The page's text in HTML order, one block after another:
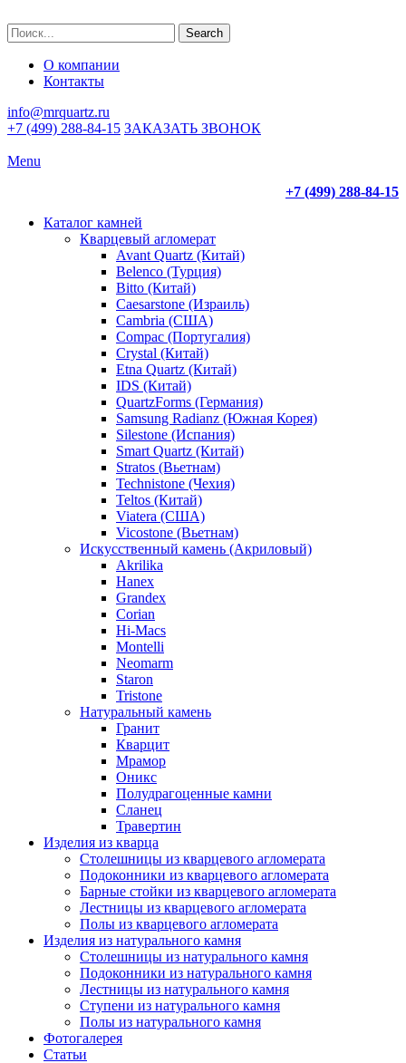
Search
О компании
Контакты
info@mrquartz.ru
+7 (499) 288-84-15 ЗАКАЗАТЬ ЗВОНОК
Menu
+7 (499) 288-84-15
Каталог камней
Кварцевый агломерат
Avant Quartz (Китай)
Belenco (Турция)
Bitto (Китай)
Caesarstone (Израиль)
Cambria (США)
Compac (Португалия)
Crystal (Китай)
Etna Quartz (Китай)
IDS (Китай)
QuartzForms (Германия)
Samsung Radianz (Южная Корея)
Silestone (Испания)
Smart Quartz (Китай)
Stratos (Вьетнам)
Technistone (Чехия)
Teltos (Китай)
Viatera (США)
Vicostone (Вьетнам)
Искусственный камень (Акриловый)
Akrilika
Hanex
Grandex
Corian
Hi-Macs
Montelli
Neomarm
Staron
Tristone
Натуральный камень
Гранит
Кварцит
Мрамор
Оникс
Полудрагоценные камни
Сланец
Травертин
Изделия из кварца
Столешницы из кварцевого агломерата
Подоконники из кварцевого агломерата
Барные стойки из кварцевого агломерата
Лестницы из кварцевого агломерата
Полы из кварцевого агломерата
Изделия из натурального камня
Столешницы из натурального камня
Подоконники из натурального камня
Лестницы из натурального камня
Ступени из натурального камня
Полы из натурального камня
Фотогалерея
Статьи